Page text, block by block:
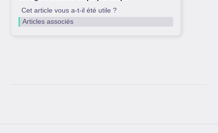
Cet article vous a-t-il été utile ?
Articles associés